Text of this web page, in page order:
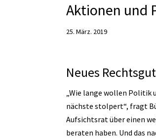
Aktionen und
25. März. 2019
Neues
„Wie lange wollen Politik
nächste stolpert“, fragt
Aufsichtsrat über einen
beraten haben. Und das